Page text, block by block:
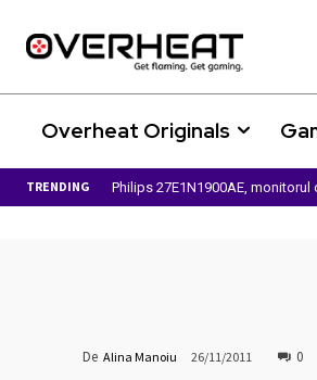
Overheat Originals
TRENDING Philips 27E1N1900AE,
De Alina Manoiu 26/11/2011 0